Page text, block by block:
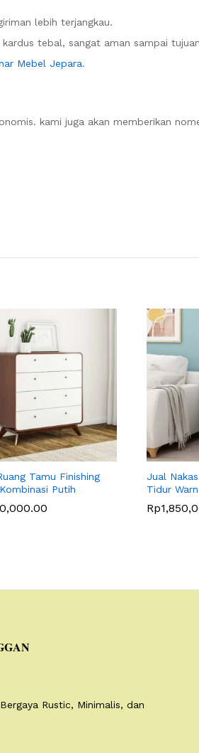
lebih terjangkau.
tebal, sangat aman sampai
Mebel Jepara.
kami juga akan memberikan
Tamu Finishing
Putih
Jual
Tidur
Rp
Rustic, Minimalis, dan